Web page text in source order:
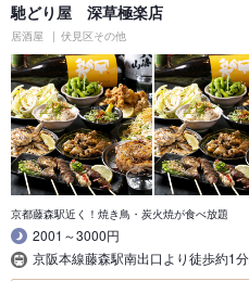
馳どり屋 深草極楽店
居酒屋 伏見区その他
京都藤森駅近く！焼き鳥・炭火焼が食べ放題
2001～3000円
京阪本線藤森駅南出口より徒歩約1